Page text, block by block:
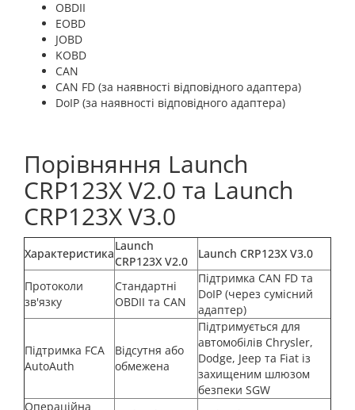
OBDII
EOBD
JOBD
KOBD
CAN
CAN FD (за наявності відповідного адаптера)
DoIP (за наявності відповідного адаптера)
Порівняння Launch
CRP123X V2.0 та Launch
CRP123X V3.0
Характеристика
Launch
CRP123X V2.0
Launch CRP123X V3.0
Протоколи
зв'язку
Стандартні
OBDII та CAN
Підтримка CAN FD та
DoIP (через сумісний
адаптер)
Підтримка FCA
AutoAuth
Відсутня або
обмежена
Підтримується для
автомобілів Chrysler,
Dodge, Jeep та Fiat із
захищеним шлюзом
безпеки SGW
Операційна